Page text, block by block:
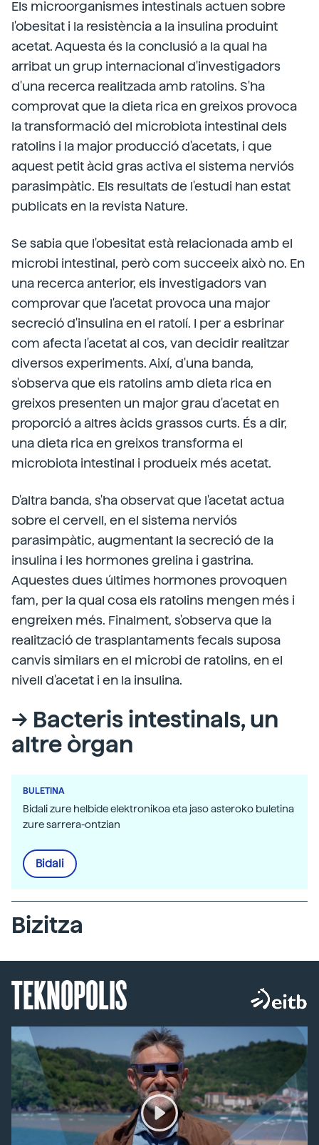
Els microorganismes intestinals actuen sobre
l'obesitat i la resistència a la insulina produint
acetat. Aquesta és la conclusió a la qual ha
arribat un grup internacional d'investigadors
d'una recerca realitzada amb ratolins. S'ha
comprovat que la dieta rica en greixos provoca
la transformació del microbiota intestinal dels
ratolins i la major producció d'acetats, i que
aquest petit àcid gras activa el sistema nerviós
parasimpàtic. Els resultats de l'estudi han estat
publicats en la revista Nature.
Se sabia que l'obesitat està relacionada amb el
microbi intestinal, però com succeeix això no. En
una recerca anterior, els investigadors van
comprovar que l'acetat provoca una major
secreció d'insulina en el ratolí. I per a esbrinar
com afecta l'acetat al cos, van decidir realitzar
diversos experiments. Així, d'una banda,
s'observa que els ratolins amb dieta rica en
greixos presenten un major grau d'acetat en
proporció a altres àcids grassos curts. És a dir,
una dieta rica en greixos transforma el
microbiota intestinal i produeix més acetat.
D'altra banda, s'ha observat que l'acetat actua
sobre el cervell, en el sistema nerviós
parasimpàtic, augmentant la secreció de la
insulina i les hormones grelina i gastrina.
Aquestes dues últimes hormones provoquen
fam, per la qual cosa els ratolins mengen més i
engreixen més. Finalment, s'observa que la
realització de trasplantaments fecals suposa
canvis similars en el microbi de ratolins, en el
nivell d'acetat i en la insulina.
--> Bacteris intestinals, un
altre òrgan
BULETINA
Bidali zure helbide elektronikoa eta jaso asteroko buletina
zure sarrera-ontzian
Bidali
Bizitza
TEKNOPOLIS